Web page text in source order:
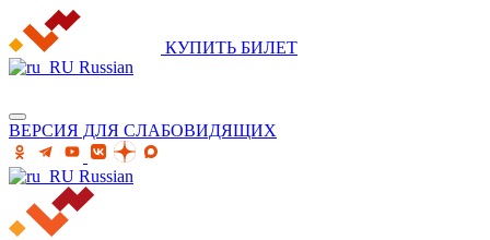
КУПИТЬ БИЛЕТ
Russian
ВЕРСИЯ ДЛЯ СЛАБОВИДЯЩИХ
Russian